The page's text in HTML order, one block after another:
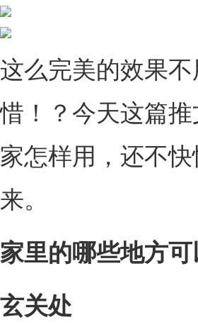
这么完美的效果
惜！？今天这篇
家怎样用，还不
来。
家里的哪些地方可
玄关处